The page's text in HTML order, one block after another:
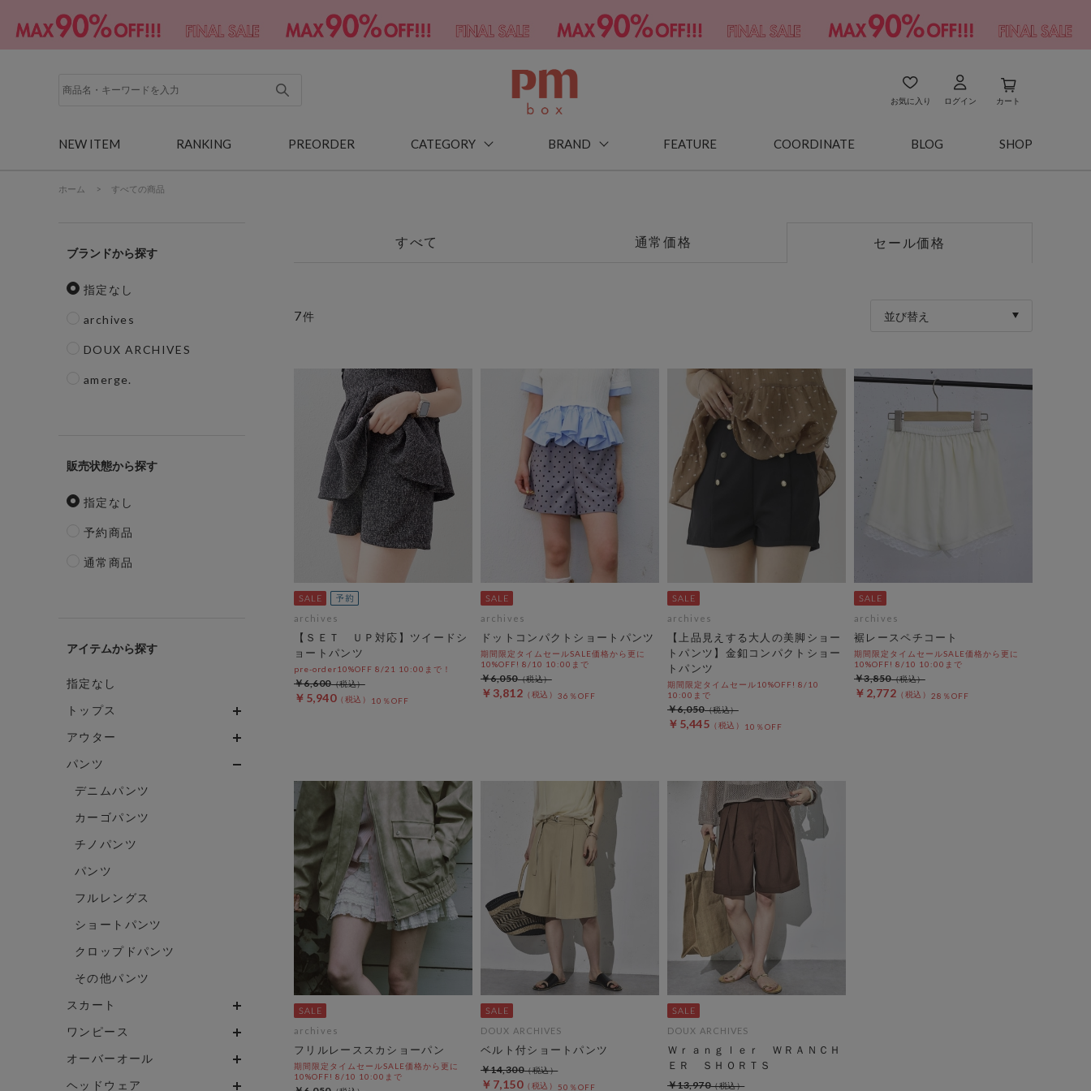
お気に入り ログイン カート
NEW ITEM RANKING PREORDER CATEGORY BRAND FEATURE COORDINATE BLOG SHOP
ホーム > すべての商品
ブランド
指定なし
archives
DOUX ARCHIVES
amerge.
販売状態
指定なし
予約商品
通常商品
アイテム
指定なし
トップス
アウター
パンツ
デニムパンツ
カーゴパンツ
チノパンツ
パンツ
フルレングス
ショートパンツ
クロップドパンツ
その他パンツ
スカート
ワンピース
オーバーオール
ヘッドウェア
すべて 通常価格 セール価格
7件 並び替え
archives
【ＳＥＴ ＵＰ対応】ツイードシ
ョートパンツ
pre-order10%OFF 8/21 10:00まで！
￥5,940 10％OFF
￥6,600
archives
ドットコンパクトショートパンツ
期間限定タイムセールSALE価格から更に
10%OFF! 8/10 10:00まで
￥3,812 36％OFF
￥6,050
archives
【上品見えする大人の美脚ショー
トパンツ】金釦コンパクトショー
トパンツ
期間限定タイムセール10%OFF! 8/10
10:00まで
￥5,445 10％OFF
￥6,050
archives
裾レースペチコート
期間限定タイムセールSALE価格から更に
10%OFF! 8/10 10:00まで
￥2,772 28％OFF
￥3,850
archives
フリルレーススカショーパン
期間限定タイムセールSALE価格から更に
10%OFF! 8/10 10:00まで
DOUX ARCHIVES
ベルト付ショートパンツ
￥7,150 50％OFF
￥14,300
DOUX ARCHIVES
Ｗｒａｎｇｌｅｒ ＷＲＡＮＣＨ
ＥＲ ＳＨＯＲＴＳ
￥13,970